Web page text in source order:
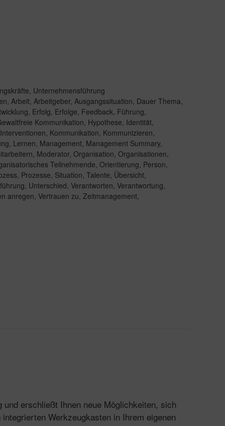
, Unternehmensführung
, Arbeit, Arbeitgeber, Ausgangssituation, Dauer Thema,
, Erfolg, Erfolge, Feedback, Führung,
Kommunikation, Hypothese, Identität,
Interventionen, Kommunikation, Kommunizieren,
, Lernen, Management, Management Summary,
, Moderator, Organisation, Organisationen,
Teilnehmende, Orientierung, Person,
, Prozesse, Situation, Talente, Übersicht,
, Unterschied, Verantworten, Verantwortung,
anregen, Vertrauen zu, Zeitmanagement,
erschließt Ihnen neue Möglichkeiten, sich
Werkzeugkasten in Ihrem eigenen